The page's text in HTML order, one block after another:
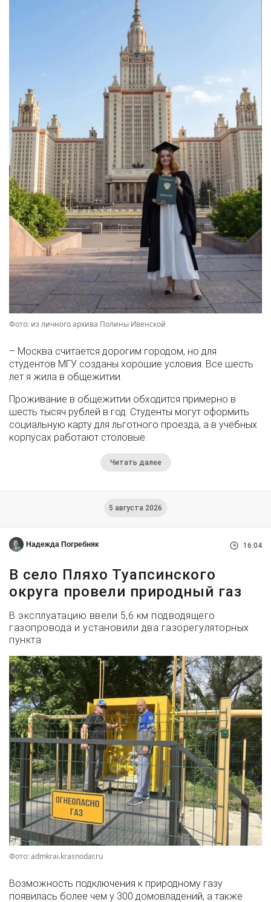
Фото: из личного архива Полины Ивенской
– Москва считается дорогим городом, но для
студентов МГУ созданы хорошие условия. Все шесть
лет я жила в общежитии.
Проживание в общежитии обходится примерно в
шесть тысяч рублей в год. Студенты могут оформить
социальную карту для льготного проезда, а в учебных
корпусах работают столовые.
Читать далее
5 августа 2026
Надежда Погребняк 16:04
В село Пляхо Туапсинского
округа провели природный газ
В эксплуатацию ввели 5,6 км подводящего
газопровода и установили два газорегуляторных
пункта
Фото: admkrai.krasnodar.ru
Возможность подключения к природному газу
появилась более чем у 300 домовладений, а также